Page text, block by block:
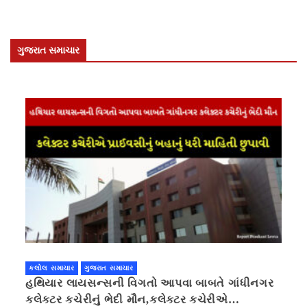
ગુજરાત સમાચાર
કલોલ સમાચાર ગુજરાત સમાચાર
હથિયાર લાયસન્સની વિગતો આપવા બાબતે ગાંધીનગર
કલેક્ટર કચેરીનું ભેદી મૌન,કલેક્ટર કચેરીએ